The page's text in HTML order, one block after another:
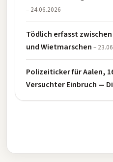
– 24.06.2026
Tödlich erfasst
und Wietmarschen–
Polizeiticker für Aalen,
Versuchter Einbruch —